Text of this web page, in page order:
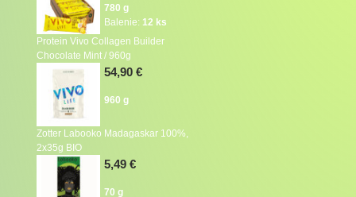
780 g
Balenie: 12 ks
Protein Vivo Collagen Builder
Chocolate Mint / 960g
54,90 €
960 g
Zotter Labooko Madagaskar 100%,
2x35g BIO
5,49 €
70 g